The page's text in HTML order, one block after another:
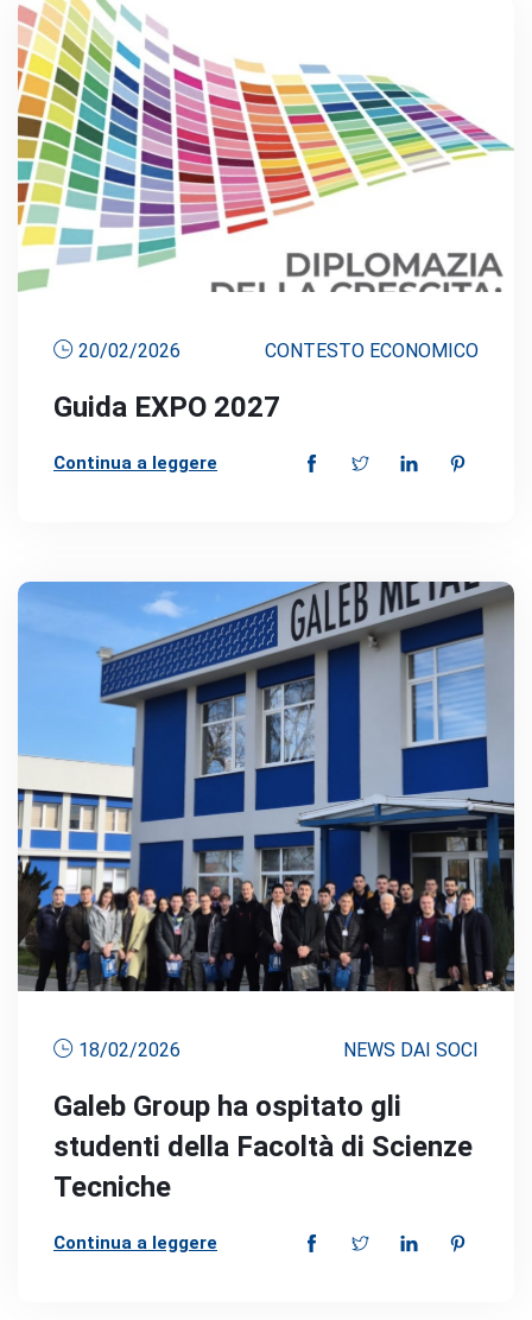
20/02/2026 CONTESTO ECONOMICO
Guida EXPO 2027
Continua a leggere
18/02/2026 NEWS DAI SOCI
Galeb Group ha ospitato gli
studenti della Facoltà di Scienze
Tecniche
Continua a leggere